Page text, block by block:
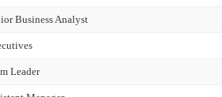
Business Analyst
Leader